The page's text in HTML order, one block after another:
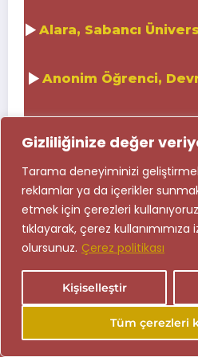
Gizliliğinize değer
Tarama deneyiminizi
reklamlar ya da içerikler
etmek için çerezleri
tıklayarak, çerez kullanımımıza
olursunuz. Çerez politikası
Kişiselleştir
Tüm çerezleri
Alara, Sabancı